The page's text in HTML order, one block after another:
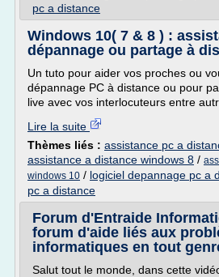
pc a distance
Windows 10( 7 & 8 ) :
dépannage ou partage à
Un tuto pour aider vos proches ou
dépannage PC à distance ou pour
live avec vos interlocuteurs entre
Lire la suite
Thèmes liés : assistance pc a
assistance a distance windows 8 /
windows 10 / logiciel depannage pc a
pc a distance
Forum d'Entraide
forum d'aide liés aux
informatiques en tout
Salut tout le monde, dans cette